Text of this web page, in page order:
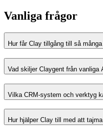
Vanliga frågor
Hur får Clay tillgång till så
Vad skiljer Claygent från vanliga
Vilka CRM-system och verktyg
Hur hjälper Clay till med att